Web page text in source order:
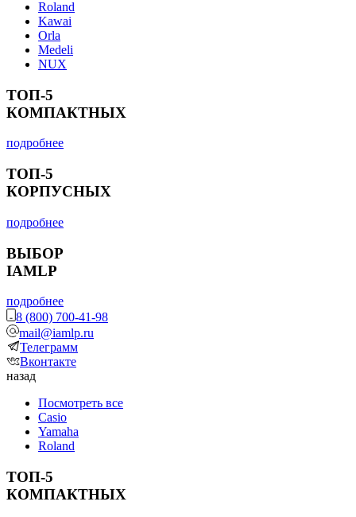
Roland
Kawai
Orla
Medeli
NUX
ТОП-5
КОМПАКТНЫХ
подробнее
ТОП-5
КОРПУСНЫХ
подробнее
ВЫБОР
IAMLP
подробнее
8 (800) 700-41-98
mail@iamlp.ru
Телеграмм
Вконтакте
назад
Посмотреть все
Casio
Yamaha
Roland
ТОП-5
КОМПАКТНЫХ